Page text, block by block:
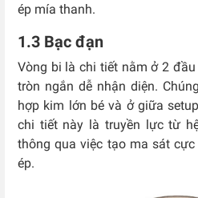
ép mía thanh.
1.3 Bạc đạn
Vòng bi là chi tiết nằm ở 2
tròn ngắn dễ nhận diện.
hợp kim lớn bé và ở giữa
chi tiết này là truyền lực từ
thông qua việc tạo ma sát
ép.